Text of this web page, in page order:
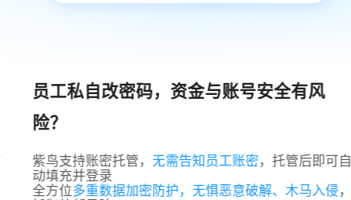
员工私自改密码，资金与账号安全有风
险？
紫鸟支持账密托管，无需告知员工账密，托管后即可自
动填充并登录
全方位多重数据加密防护，无惧恶意破解、木马入侵，